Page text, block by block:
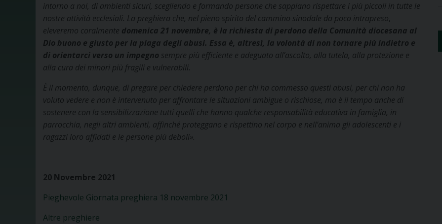
intorno a noi, di ambienti sicuri, scegliendo e formando persone che sappiano rispettare i più piccoli in tutte le
nostre attività ecclesiali. La preghiera che, nel pieno spirito del cammino sinodale da poco intrapreso,
eleveremo coralmente domenica 21 novembre, è la richiesta di perdono della Comunità diocesana al
Dio buono e giusto per la piaga degli abusi. Essa è, altresì, la volontà di non tornare più indietro e
di orientarci verso un impegno sempre più efficiente e adeguato all’ascolto, alla tutela, alla protezione e
alla cura dei minori più fragili e vulnerabili.
È il momento, dunque, di pregare per chiedere perdono per chi ha commesso questi abusi, per chi non ha
voluto vedere e non è intervenuto per affrontare le situazioni ambigue o rischiose, ma è il tempo anche di
sostenere con la sensibilizzazione tutti quelli che hanno qualche responsabilità educativa in famiglia, in
parrocchia, negli altri ambienti, affinché proteggano e rispettino nel corpo e nell’anima gli adolescenti e i
ragazzi loro affidati e le persone più deboli».
20 Novembre 2021
Pieghevole Giornata preghiera 18 novembre 2021
Altre preghiere